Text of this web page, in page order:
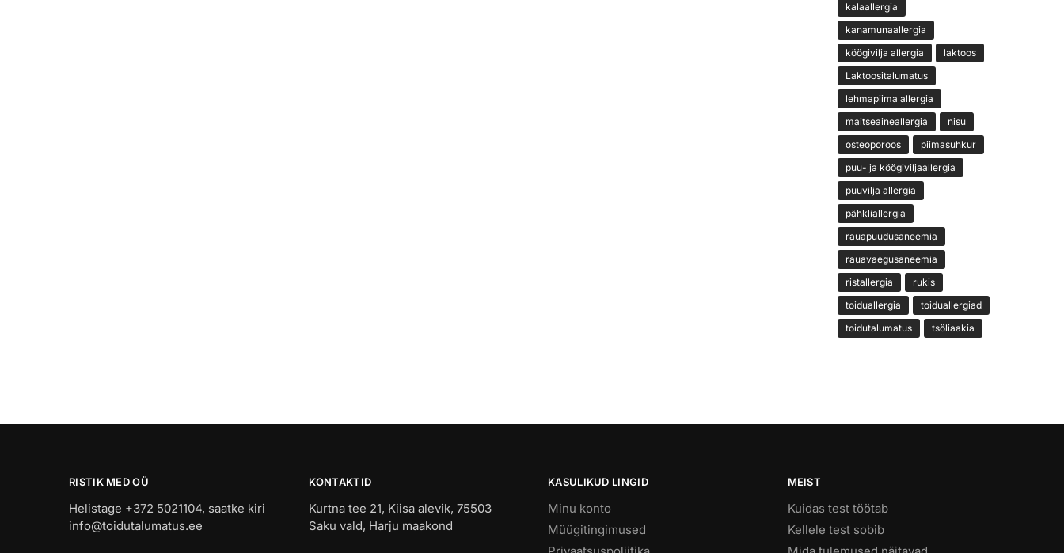
kalaallergia
kanamunaallergia
köögivilja allergia
laktoos
Laktoositalumatus
lehmapiima allergia
maitseaineallergia
nisu
osteoporoos
piimasuhkur
puu- ja köögiviljaallergia
puuvilja allergia
pähkliallergia
rauapuudusaneemia
rauavaegusaneemia
ristallergia
rukis
toiduallergia
toiduallergiad
toidutalumatus
tsöliaakia
RISTIK MED OÜ
Helistage +372 5021104, saatke kiri
info@toidutalumatus.ee
KONTAKTID
Kurtna tee 21, Kiisa alevik, 75503
Saku vald, Harju maakond
KASULIKUD LINGID
Minu konto
Müügitingimused
MEIST
Kuidas test töötab
Kellele test sobib